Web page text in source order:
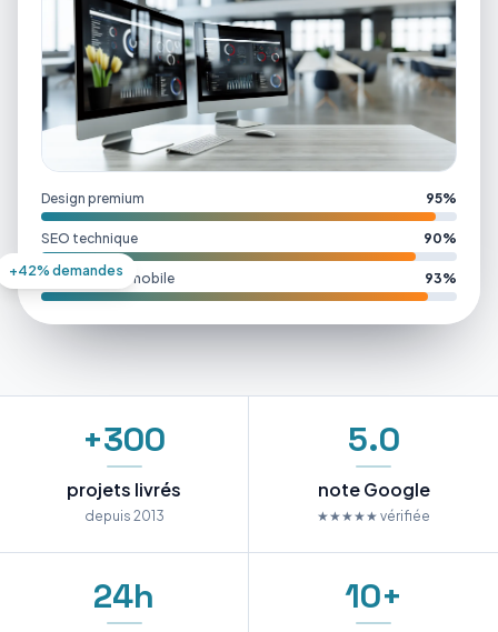
Design premium 95%
SEO technique 90%
Performance mobile 93%
+42% demandes
+300
projets livrés
depuis 2013
5.0
note Google
★★★★★ vérifiée
24h 10+